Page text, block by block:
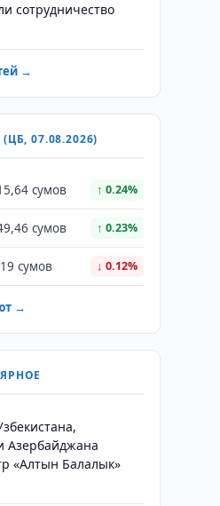
сотрудничество
→
07.08.2026)
сумов ↑ 0.24%
сумов ↑ 0.23%
сумов ↓ 0.12%
→
Азербайджана
«Алтын Балалык»